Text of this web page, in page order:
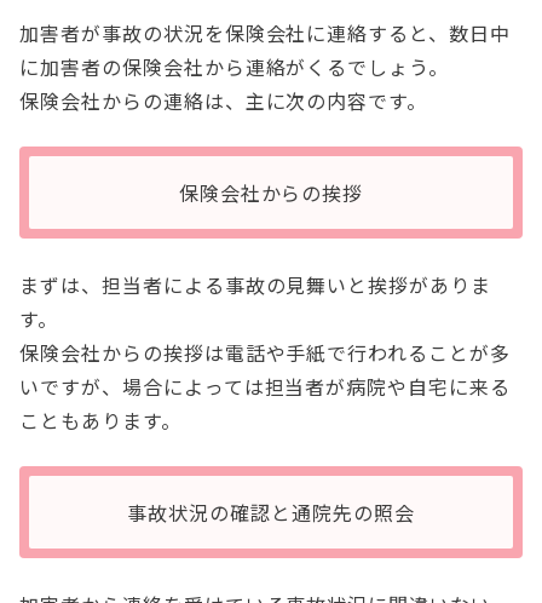
加害者が事故の状況を保険会社に連絡すると、数日中
に加害者の保険会社から連絡がくるでしょう。
保険会社からの連絡は、主に次の内容です。
保険会社からの挨拶
まずは、担当者による事故の見舞いと挨拶がありま
す。
保険会社からの挨拶は電話や手紙で行われることが多
いですが、場合によっては担当者が病院や自宅に来る
こともあります。
事故状況の確認と通院先の照会